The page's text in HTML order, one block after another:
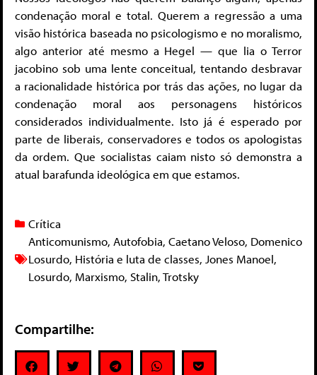
condenação moral e total. Querem a regressão a uma
visão histórica baseada no psicologismo e no moralismo,
algo anterior até mesmo a Hegel — que lia o Terror
jacobino sob uma lente conceitual, tentando desbravar
a racionalidade histórica por trás das ações, no lugar da
condenação moral aos personagens históricos
considerados individualmente. Isto já é esperado por
parte de liberais, conservadores e todos os apologistas
da ordem. Que socialistas caiam nisto só demonstra a
atual barafunda ideológica em que estamos.
Crítica
Anticomunismo, Autofobia, Caetano Veloso, Domenico
Losurdo, História e luta de classes, Jones Manoel,
Losurdo, Marxismo, Stalin,Trotsky
Compartilhe: